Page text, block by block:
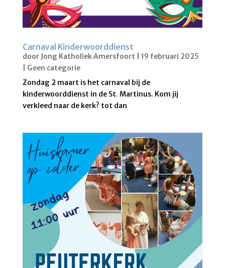
Carnaval Kinderwoorddienst
door Jong Katholiek Amersfoort
19 februari 2025
Geen categorie
Zondag 2 maart is het carnaval bij de
kinderwoorddienst in de St. Martinus. Kom jij
verkleed naar de kerk? tot dan